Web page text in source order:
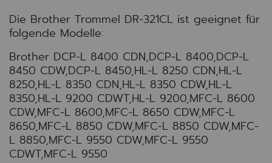
Die Brother Trommel DR-321CL ist geeignet für
folgende Modelle:
Brother DCP-L 8400 CDN,DCP-L 8400,DCP-L
8450 CDW,DCP-L 8450,HL-L 8250 CDN,HL-L
8250,HL-L 8350 CDN,HL-L 8350 CDW,HL-L
8350,HL-L 9200 CDWT,HL-L 9200,MFC-L 8600
CDW,MFC-L 8600,MFC-L 8650 CDW,MFC-L
8650,MFC-L 8850 CDW,MFC-L 8850 CDW,MFC-
L 8850,MFC-L 9550 CDW,MFC-L 9550
CDWT,MFC-L 9550